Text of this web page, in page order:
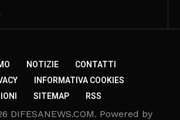
NOTIZIE
CONTATTI
INFORMATIVA COOKIES
SITEMAP RSS
DIFESANEWS.COM. Powered by